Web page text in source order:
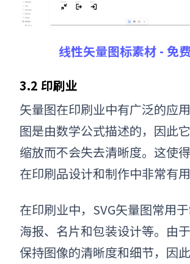
线性矢量图标素材 - 免
3.2 印刷业
矢量图在印刷业中有广泛的应
图是由数学公式描述的，因此
缩放而不会失去清晰度。这使得
在印刷品设计和制作中非常有用
在印刷业中， SVG矢量图常用于
海报、名片和包装设计等。由
保持图像的清晰度和细节，因